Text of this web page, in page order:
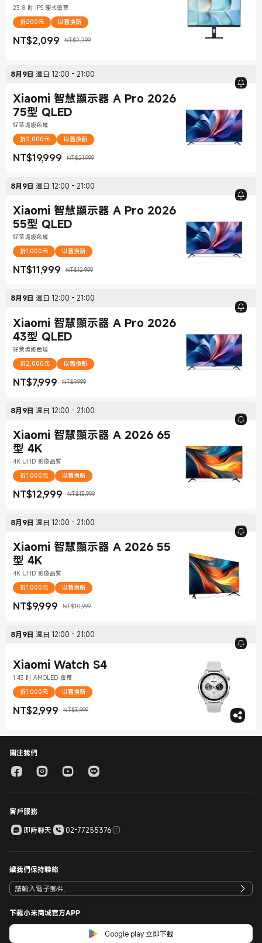
23.8 吋 IPS 硬式螢幕
折200元
以舊換新
NT$2,099
現價 NT$2,099 NT$2,299
銷售價格 NT$2,299
8月9日 週日 12:00 - 21:00
Xiaomi 智慧顯示器 A Pro 2026
75型 QLED
好萊塢級色域
折2,000元
以舊換新
NT$19,999
現價 NT$19,999 NT$21,999
銷售價格 NT$21,999
8月9日 週日 12:00 - 21:00
Xiaomi 智慧顯示器 A Pro 2026
55型 QLED
好萊塢級色域
折1,000元
以舊換新
NT$11,999
現價 NT$11,999 NT$12,999
銷售價格 NT$12,999
8月9日 週日 12:00 - 21:00
Xiaomi 智慧顯示器 A Pro 2026
43型 QLED
好萊塢級色域
折2,000元
以舊換新
NT$7,999
現價 NT$7,999 NT$9,999
銷售價格 NT$9,999
8月9日 週日 12:00 - 21:00
Xiaomi 智慧顯示器 A 2026 65
型 4K
4K UHD 影像品質
折1,000元
以舊換新
NT$12,999
現價 NT$12,999 NT$13,999
銷售價格 NT$13,999
8月9日 週日 12:00 - 21:00
Xiaomi 智慧顯示器 A 2026 55
型 4K
4K UHD 影像品質
折1,000元
以舊換新
NT$9,999
現價 NT$9,999 NT$10,999
銷售價格 NT$10,999
8月9日 週日 12:00 - 21:00
Xiaomi Watch S4
1.43 吋 AMOLED 螢幕
折1,000元
以舊換新
NT$2,999
現價 NT$2,999 NT$3,999
銷售價格 NT$3,999
關注我們
客戶服務
即時聊天
02-77255376
讓我們保持聯絡
下載小米商城官方APP
Google play 立即下載